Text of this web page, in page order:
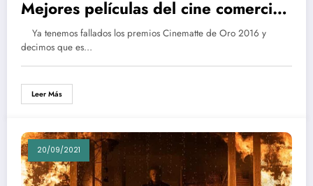
Mejores películas del cine comercial,
blockbusters, género, acción, terror
y fantástico, del año
Ya tenemos fallados los premios Cinematte de Oro 2016 y
decimos que es…
Leer Más
20/09/2021